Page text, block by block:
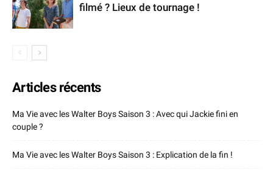
filmé ? Lieux de tournage !
Articles récents
Ma Vie avec les Walter Boys Saison 3 : Avec qui Jackie fini en
couple ?
Ma Vie avec les Walter Boys Saison 3 : Explication de la fin !